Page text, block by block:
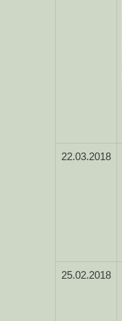
22.03.2018
25.02.2018